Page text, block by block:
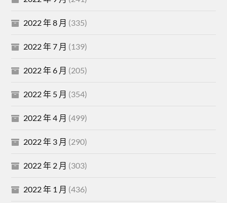
2022 年 8 月 (335)
2022 年 7 月 (139)
2022 年 6 月 (205)
2022 年 5 月 (354)
2022 年 4 月 (499)
2022 年 3 月 (290)
2022 年 2 月 (303)
2022 年 1 月 (436)